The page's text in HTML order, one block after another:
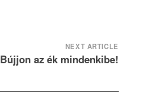
NEXT ARTICLE
Bújjon az ék mindenkibe!